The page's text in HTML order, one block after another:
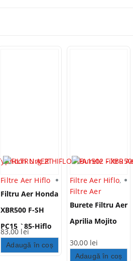
Filtre Aer Hiflo
Filtru Aer Honda
XBR500 F-SH
PC15 `85-Hiflo
HFA1502
83,00 lei
Adaugă în coș
Filtre Aer Hiflo,
Filtre Aer
Burete Filtru Aer
Aprilia Mojito
30,00 lei
Adaugă în coș